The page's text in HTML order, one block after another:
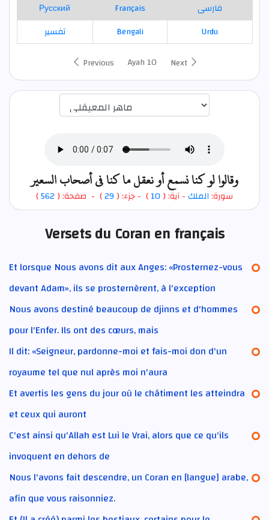
Русский
Français
فارسی
تفسير
Bengali
Urdu
Previous
Ayah 10 Next
وقالوا لو كنا نسمع أو نعقل ما كنا في أصحاب السعير
سورة:الملك- آية: (10
) - جزء: (29) - صفحة: ( 562
)
Versets du Coran en français
Et lorsque Nous avons dit aux Anges: «Prosternez-vous
devant Adam», ils se prosternèrent, à l'exception
Nous avons destiné beaucoup de djinns et d'hommes
pour l'Enfer. Ils ont des cœurs, mais
Il dit: «Seigneur, pardonne-moi et fais-moi don d'un
royaume tel que nul après moi n'aura
Et avertis les gens du jour où le châtiment les atteindra
et ceux qui auront
C'est ainsi qu'Allah est Lui le Vrai, alors que ce qu'ils
invoquent en dehors de
Nous l'avons fait descendre, un Coran en [langue] arabe,
afin que vous raisonniez.